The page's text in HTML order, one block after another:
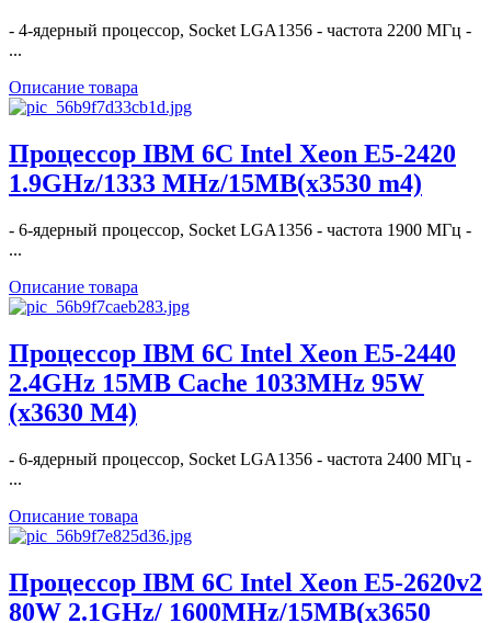
- 4-ядерный процессор, Socket LGA1356 - частота 2200 МГц -
...
Описание товара
Процессор IBM 6C Intel Xeon E5-2420
1.9GHz/1333 MHz/15MB(x3530 m4)
- 6-ядерный процессор, Socket LGA1356 - частота 1900 МГц -
...
Описание товара
Процессор IBM 6C Intel Xeon E5-2440
2.4GHz 15MB Cache 1033MHz 95W
(x3630 M4)
- 6-ядерный процессор, Socket LGA1356 - частота 2400 МГц -
...
Описание товара
Процессор IBM 6C Intel Xeon E5-2620v2
80W 2.1GHz/ 1600MHz/15MB(x3650